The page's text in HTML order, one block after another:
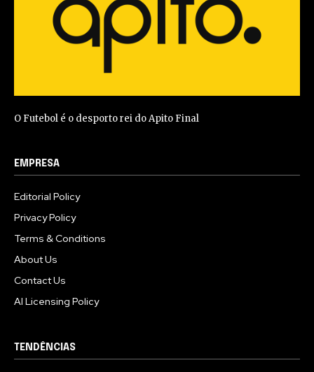
O Futebol é o desporto rei do Apito Final
EMPRESA
Editorial Policy
Privacy Policy
Terms & Conditions
About Us
Contact Us
AI Licensing Policy
TENDÊNCIAS